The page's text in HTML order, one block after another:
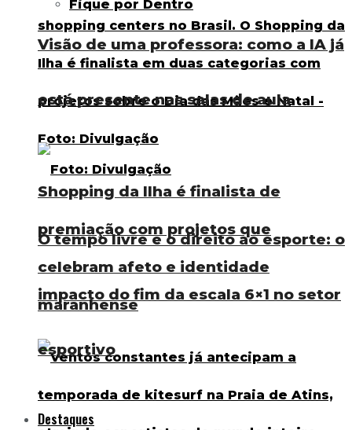
Shopping da Ilha é finalista de
premiação com projetos que
celebram afeto e identidade
maranhense
Visão de uma professora: como a IA já
está presente nas salas de aula
O tempo livre e o direito ao esporte: o
impacto do fim da escala 6×1 no setor
esportivo
Destaques
Fique por Dentro